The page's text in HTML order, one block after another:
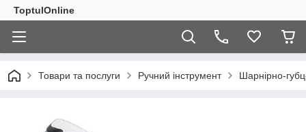
ToptulOnline
Товари та послуги Ручний інструмент Шарнірно-